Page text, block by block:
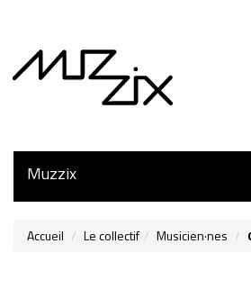
Muzzix
Accueil Le collectif Musicien·nes